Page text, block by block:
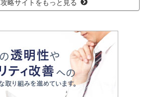
攻略サイトをもっと見る